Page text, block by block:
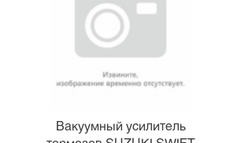
Вакуумный усилитель